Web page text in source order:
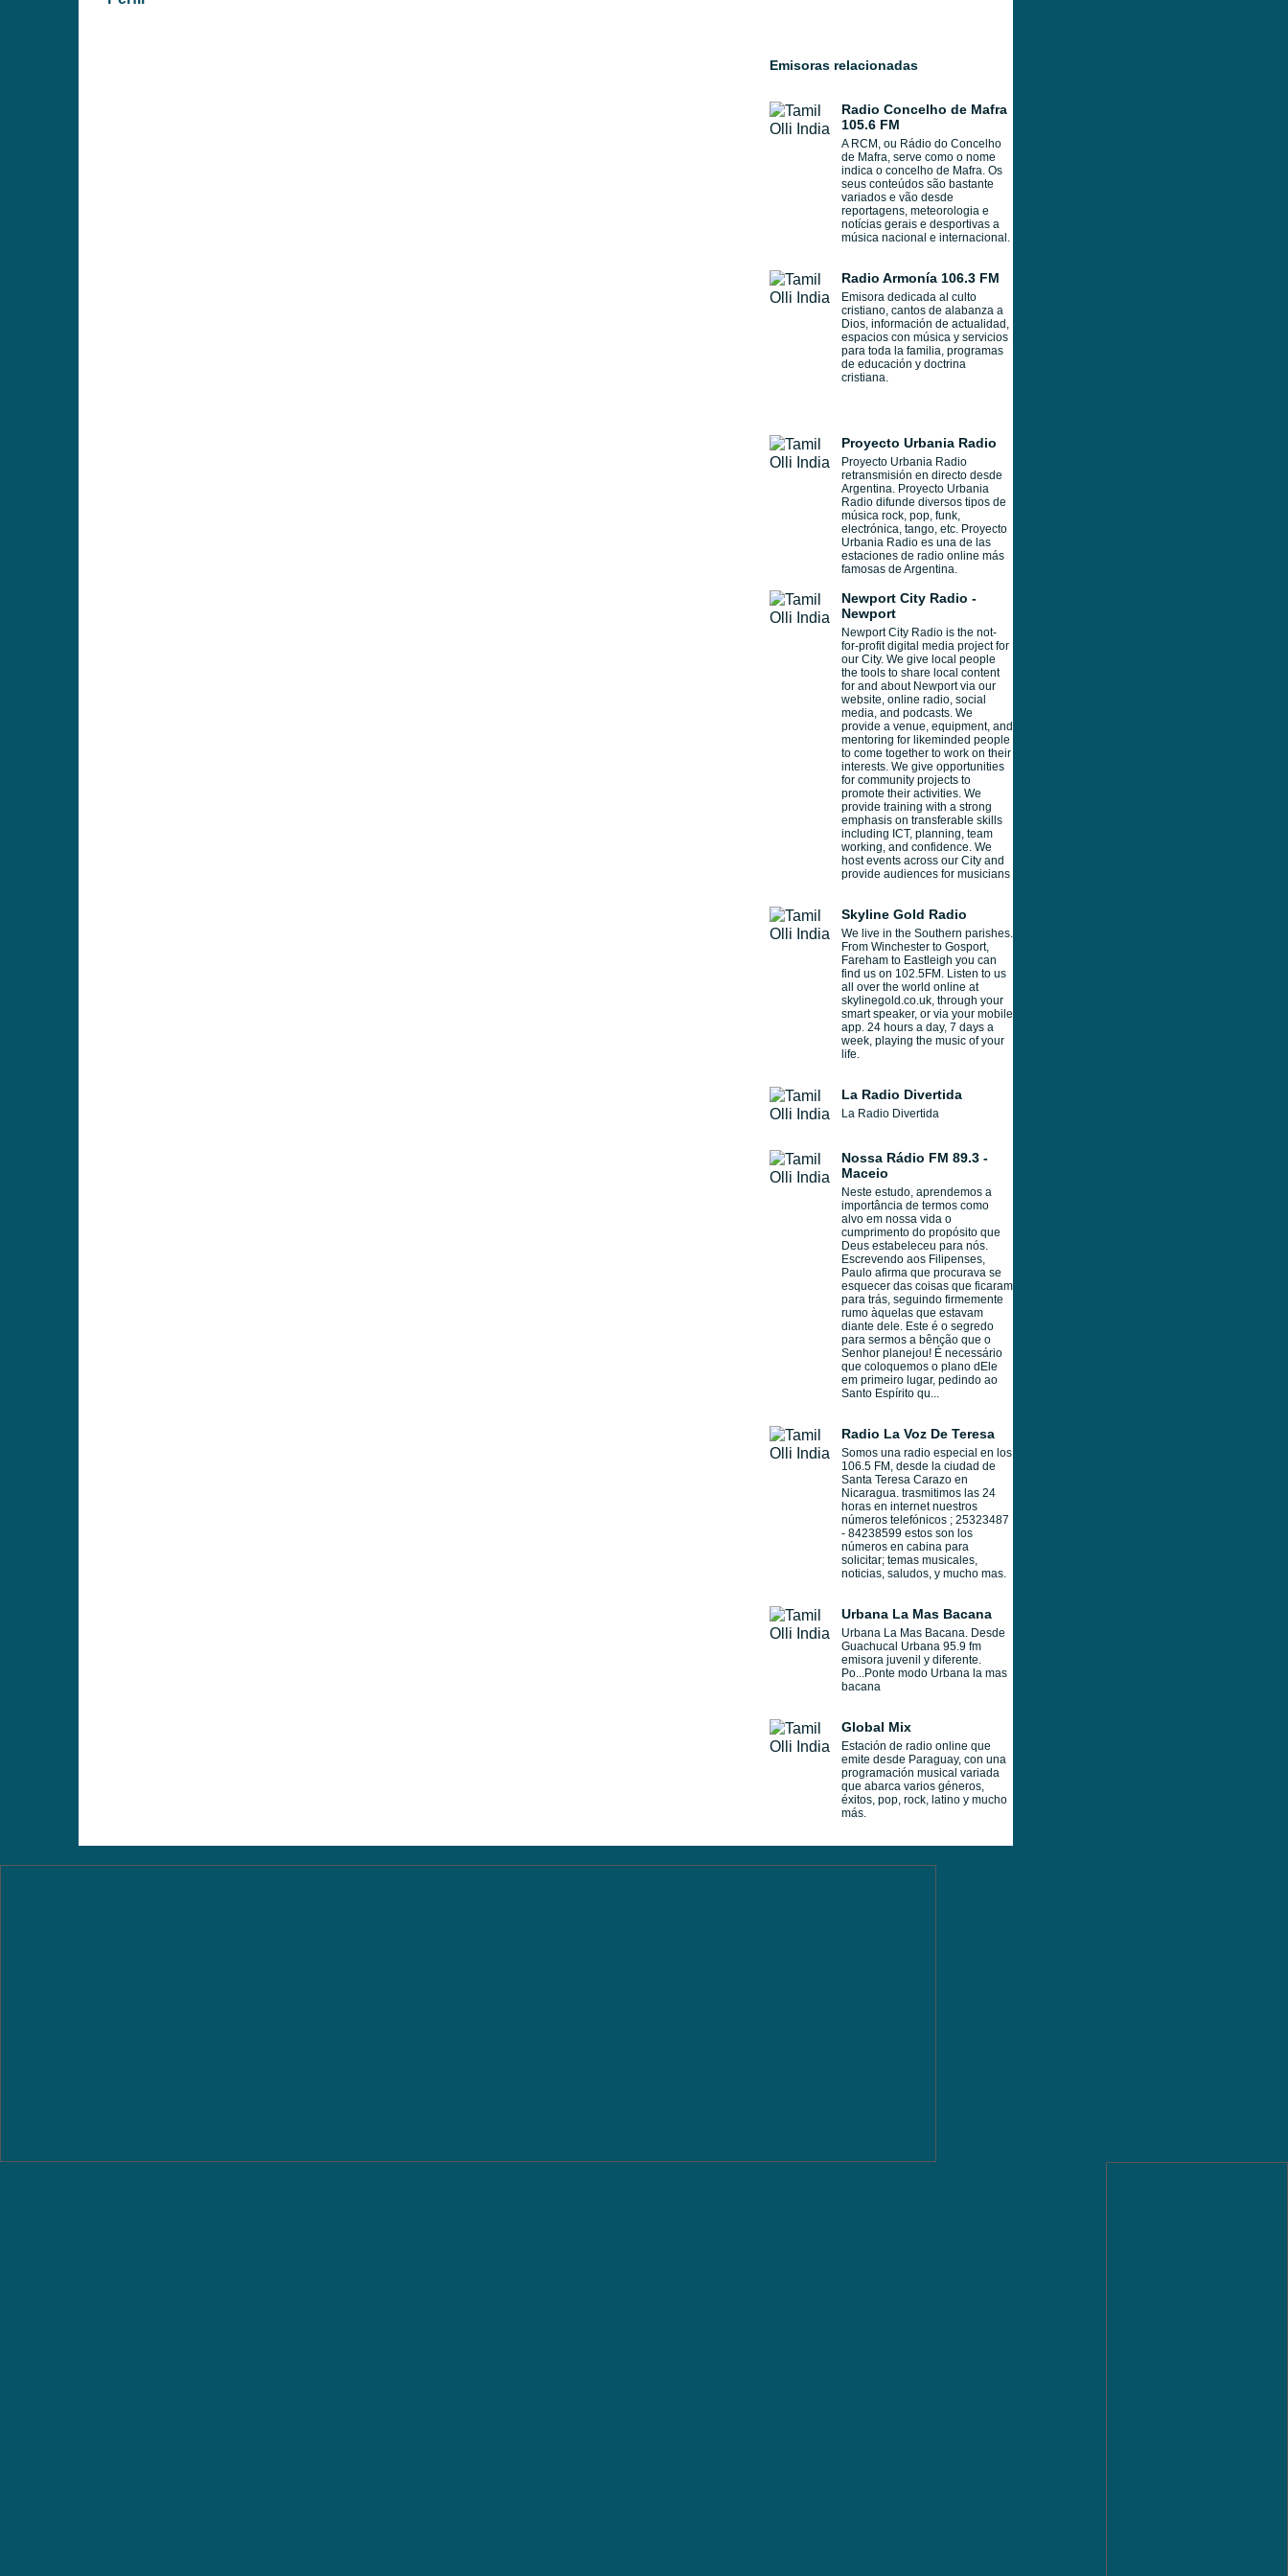
Emisoras relacionadas
Radio Concelho de Mafra
105.6 FM
A RCM, ou Rádio do Concelho
de Mafra, serve como o nome
indica o concelho de Mafra. Os
seus conteúdos são bastante
variados e vão desde
reportagens, meteorologia e
notícias gerais e desportivas a
música nacional e internacional.
Radio Armonía 106.3 FM
Emisora dedicada al culto
cristiano, cantos de alabanza a
Dios, información de actualidad,
espacios con música y servicios
para toda la familia, programas
de educación y doctrina
cristiana.
Proyecto Urbania Radio
Proyecto Urbania Radio
retransmisión en directo desde
Argentina. Proyecto Urbania
Radio difunde diversos tipos de
música rock, pop, funk,
electrónica, tango, etc. Proyecto
Urbania Radio es una de las
estaciones de radio online más
famosas de Argentina.
Newport City Radio -
Newport
Newport City Radio is the not-
for-profit digital media project for
our City. We give local people
the tools to share local content
for and about Newport via our
website, online radio, social
media, and podcasts. We
provide a venue, equipment, and
mentoring for likeminded people
to come together to work on their
interests. We give opportunities
for community projects to
promote their activities. We
provide training with a strong
emphasis on transferable skills
including ICT, planning, team
working, and confidence. We
host events across our City and
provide audiences for musicians
Skyline Gold Radio
We live in the Southern parishes.
From Winchester to Gosport,
Fareham to Eastleigh you can
find us on 102.5FM. Listen to us
all over the world online at
skylinegold.co.uk, through your
smart speaker, or via your mobile
app. 24 hours a day, 7 days a
week, playing the music of your
life.
La Radio Divertida
La Radio Divertida
Nossa Rádio FM 89.3 -
Maceio
Neste estudo, aprendemos a
importância de termos como
alvo em nossa vida o
cumprimento do propósito que
Deus estabeleceu para nós.
Escrevendo aos Filipenses,
Paulo afirma que procurava se
esquecer das coisas que ficaram
para trás, seguindo firmemente
rumo àquelas que estavam
diante dele. Este é o segredo
para sermos a bênção que o
Senhor planejou! É necessário
que coloquemos o plano dEle
em primeiro lugar, pedindo ao
Santo Espírito qu...
Radio La Voz De Teresa
Somos una radio especial en los
106.5 FM, desde la ciudad de
Santa Teresa Carazo en
Nicaragua. trasmitimos las 24
horas en internet nuestros
números telefónicos ; 25323487
- 84238599 estos son los
números en cabina para
solicitar; temas musicales,
noticias, saludos, y mucho mas.
Urbana La Mas Bacana
Urbana La Mas Bacana. Desde
Guachucal Urbana 95.9 fm
emisora juvenil y diferente.
Po...Ponte modo Urbana la mas
bacana
Global Mix
Estación de radio online que
emite desde Paraguay, con una
programación musical variada
que abarca varios géneros,
éxitos, pop, rock, latino y mucho
más.